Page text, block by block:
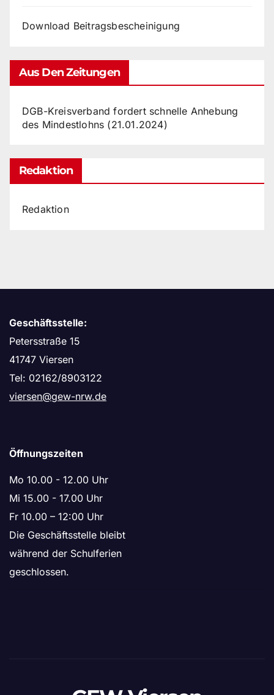
Download Beitragsbescheinigung
Aus Den Zeitungen
DGB-Kreisverband fordert schnelle Anhebung
des Mindestlohns (21.01.2024)
Redaktion
Redaktion
Geschäftsstelle:
Petersstraße 15
41747 Viersen
Tel: 02162/8903122
viersen@gew-nrw.de
Öffnungszeiten
Mo 10.00 - 12.00 Uhr
Mi 15.00 - 17.00 Uhr
Fr 10.00 – 12:00 Uhr
Die Geschäftsstelle bleibt
während der Schulferien
geschlossen.